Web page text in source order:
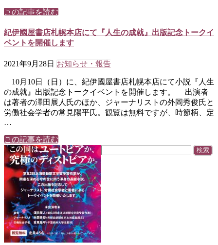
この記事を読む
紀伊國屋書店札幌本店にて『人生の成就』出版記念トークイ
ベントを開催します
2021年9月28日 お知らせ・報告
10月10日（日）に、紀伊國屋書店札幌本店にて小説『人生
の成就』出版記念トークイベントを開催します。 出演者
は著者の澤田展人氏のほか、ジャーナリストの外岡秀俊氏と
労働社会学者の常見陽平氏。観覧は無料ですが、時節柄、定
…
この記事を読む
検
索: